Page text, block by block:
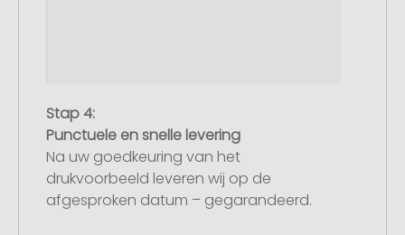
Stap 4:
Punctuele en snelle levering
Na uw goedkeuring van het
drukvoorbeeld leveren wij op de
afgesproken datum – gegarandeerd.